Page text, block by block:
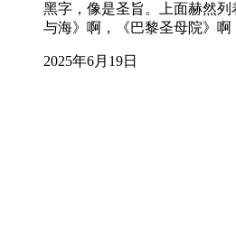
黑字，像是圣旨。上面赫然
与海》啊，《巴黎圣母院》
2025年6月19日